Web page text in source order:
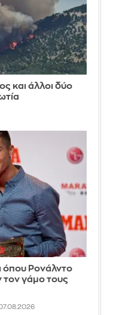
και άλλοι δύο
όπου Ρονάλντο
τον γάμο τους